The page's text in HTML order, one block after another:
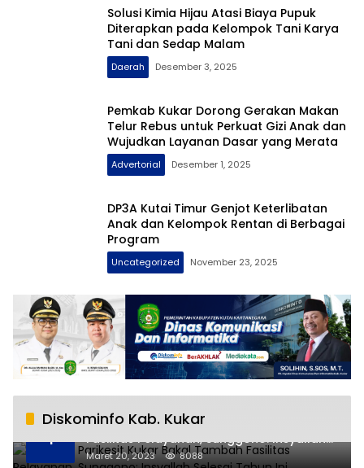
Solusi Kimia Hijau Atasi Biaya Pupuk
Diterapkan pada Kelompok Tani Karya
Tani dan Sedap Malam
Daerah Desember 3, 2025
Pemkab Kukar Dorong Gerakan Makan
Telur Rebus untuk Perkuat Gizi Anak dan
Wujudkan Layanan Dasar yang Merata
Advertorial Desember 1, 2025
DP3A Kutai Timur Genjot Keterlibatan
Anak dan Kelompok Rentan di Berbagai
Program
Uncategorized November 23, 2025
Diskominfo Kab. Kukar
1
RSUD AM Parikesit Kukar Bakal Tambah
Fasilitas Pelayanan, Sunggono: Insyallah
Selesai Tahun Ini
Maret 20, 2023 8088